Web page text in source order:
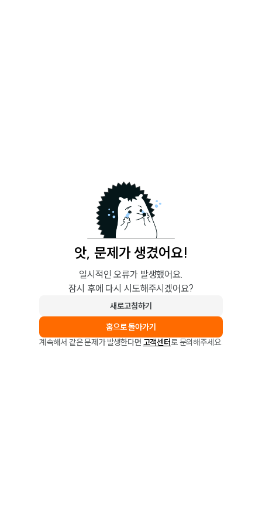
앗, 문제가 생겼어요!
일시적인 오류가 발생했어요.
잠시 후에 다시 시도해주시겠어요?
새로고침하기
홈으로 돌아가기
계속해서 같은 문제가 발생한다면 고객센터로 문의해주세요.